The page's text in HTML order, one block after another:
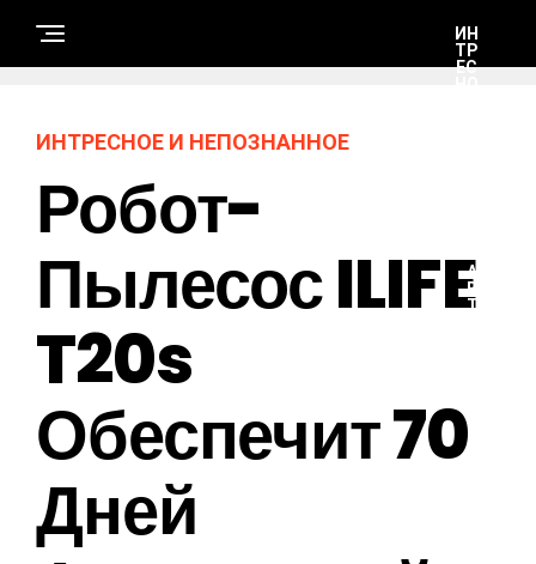
ИН
ТР
ЕС
А
В
Т
ИНТРЕСНОЕ И НЕПОЗНАННОЕ
Робот-
Пылесос ILIFE
T20s
Обеспечит 70
Дней